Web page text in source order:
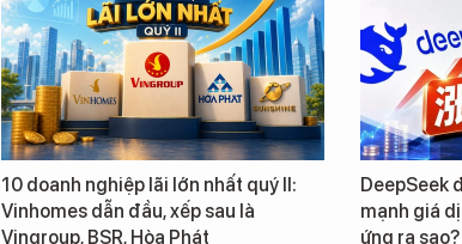
10 doanh nghiệp lãi lớn nhất quý II:
Vinhomes dẫn đầu, xếp sau là
Vingroup, BSR, Hòa Phát
DeepSeek
mạnh giá
ứng ra sao?